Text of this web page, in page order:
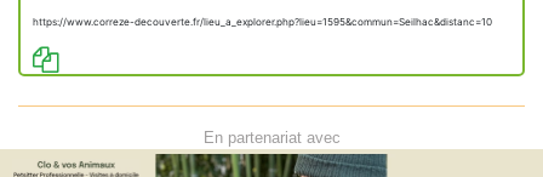
https://www.correze-decouverte.fr/lieu_a_explorer.php?lieu=1595&commun=Seilhac&distanc=10
En partenariat avec